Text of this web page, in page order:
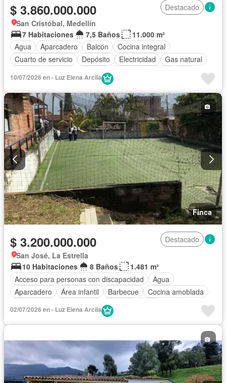
$ 3.860.000.000
Destacado
San Cristóbal, Medellín
7 Habitaciones
7,5 Baños
11.000 m²
Agua
Aparcadero Balcón
Cocina integral
Cuarto de servicio
Depósito Electricidad
Gas natural
Estudio
10/07/2026 en - Luz Elena Arcila
Finca
$ 3.200.000.000
Destacado
San José, La Estrella
10 Habitaciones
8 Baños
1.481 m²
Acceso para personas con discapacidad
Agua
Aparcadero
Área infantil Barbecue
Cocina amoblada
Internet
02/07/2026 en - Luz Elena Arcila